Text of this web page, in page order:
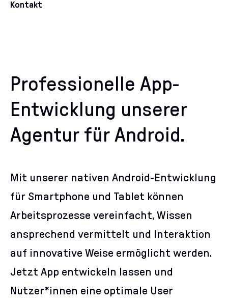
Kontakt
Professionelle App-
Entwicklung unserer
Agentur für Android.
Mit unserer nativen Android-Entwicklung
für Smartphone und Tablet können
Arbeitsprozesse vereinfacht, Wissen
ansprechend vermittelt und Interaktion
auf innovative Weise ermöglicht werden.
Jetzt App entwickeln lassen und
Nutzer*innen eine optimale User